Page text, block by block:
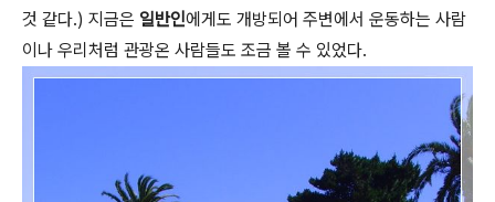
것 같다.) 지금은 일반인에게도 개방되어 주변에서 운동하는 사람
이나 우리처럼 관광온 사람들도 조금 볼 수 있었다.